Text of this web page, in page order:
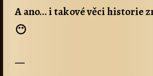
A ano… i takové věci historie
😶
—